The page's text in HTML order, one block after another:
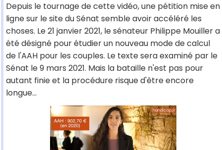
Depuis le tournage de cette vidéo, une pétition mise en
ligne sur le site du Sénat semble avoir accéléré les
choses. Le 21 janvier 2021, le sénateur Philippe Mouiller a
été désigné pour étudier un nouveau mode de calcul
de l'AAH pour les couples. Le texte sera examiné par le
Sénat le 9 mars 2021. Mais la bataille n'est pas pour
autant finie et la procédure risque d'être encore
longue...